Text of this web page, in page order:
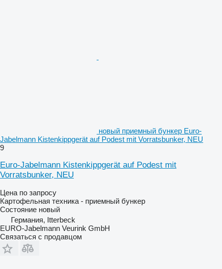
новый приемный бункер Euro-
Jabelmann Kistenkippgerät auf Podest mit Vorratsbunker, NEU
9
Euro-Jabelmann Kistenkippgerät auf Podest mit
Vorratsbunker, NEU
Цена по запросу
Картофельная техника - приемный бункер
Состояние новый
Германия, Itterbeck
EURO-Jabelmann Veurink GmbH
Связаться с продавцом